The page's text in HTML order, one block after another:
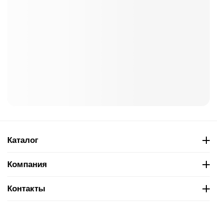
Каталог
Компания
Контакты